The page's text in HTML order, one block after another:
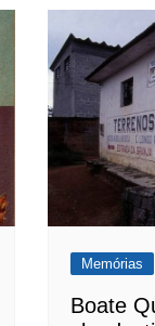
Memórias
Boate